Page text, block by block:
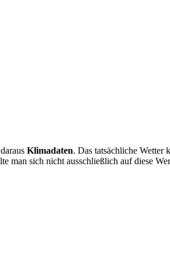
Klimadaten. Das tatsächliche
man sich nicht ausschließlich auf diese